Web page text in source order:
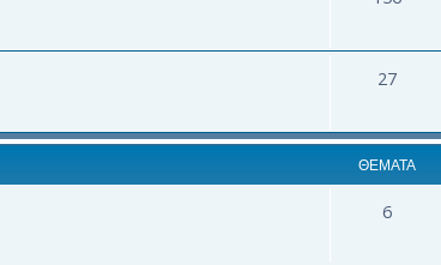
27
ΘΈΜΑΤΑ
6